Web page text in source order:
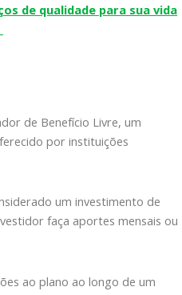
de qualidade para sua vida
de Benefício Livre, um
por instituições
um investimento de
faça aportes mensais ou
ao plano ao longo de um